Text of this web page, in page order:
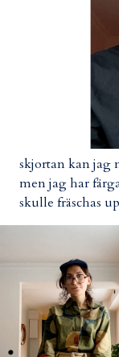
skjortan kan jag
men jag har
skulle fräschas